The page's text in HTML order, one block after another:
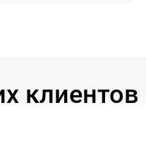
клиентов